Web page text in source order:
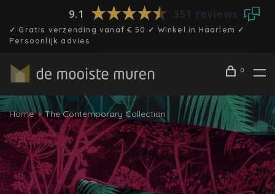
9.1 351 reviews
✓ Gratis verzending vanaf € 50 ✓ Winkel in Haarlem ✓
Persoonlijk advies
0
Home The Contemporary Collection